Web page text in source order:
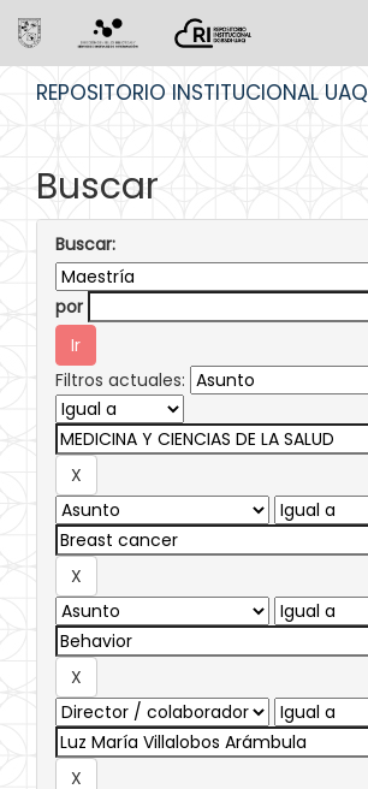
REPOSITORIO INSTITUCIONAL UAQ
Buscar
Buscar:
por
Filtros actuales: